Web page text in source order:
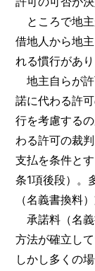
ところで地主
借地人から地
れる慣行があり
地主自らが
諾に代わる許
行を考慮する
わる許可の裁
支払を条件と
条1項後段）。
（名義書換料
承諾料（名
方法が確立し
しかし多くの